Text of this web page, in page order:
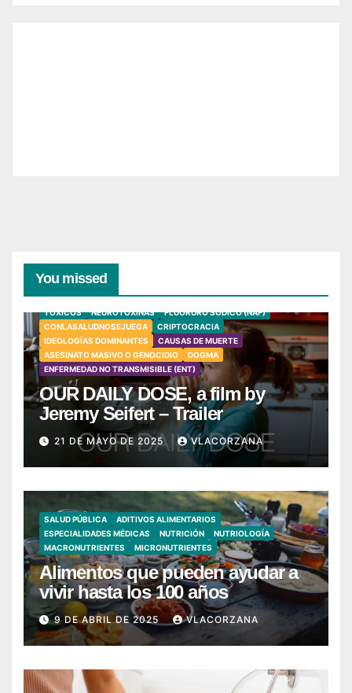
You missed
TÓXICOS NEUROTOXINAS
FLUORURO SÓDICO (NAF)
CONLASALUDNOSEJUEGA
CRIPTOCRACIA
IDEOLOGÍAS DOMINANTES
CAUSAS DE MUERTE
ASESINATO MASIVO O GENOCIDIO
DOGMA
ENFERMEDAD NO TRANSMISIBLE (ENT)
OUR DAILY DOSE, a film by
Jeremy Seifert – Trailer
21 DE MAYO DE 2025 VLACORZANA
SALUD PÚBLICA
ADITIVOS ALIMENTARIOS
ESPECIALIDADES MÉDICAS
NUTRICIÓN
NUTRIOLOGÍA
MACRONUTRIENTES
MICRONUTRIENTES
Alimentos que pueden ayudar a
vivir hasta los 100 años
9 DE ABRIL DE 2025 VLACORZANA